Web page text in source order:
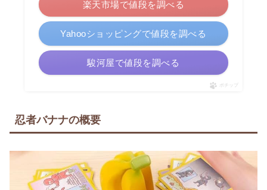
楽天市場で値段を調べる
Yahooショッピングで値段を調べる
駿河屋で値段を調べる
ポチップ
忍者バナナの概要